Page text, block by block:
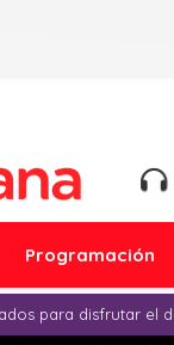
Programación
para disfrutar el